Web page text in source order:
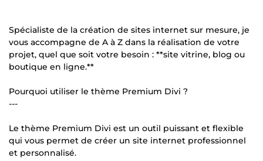
Spécialiste de la création de sites internet sur mesure, je
vous accompagne de A à Z dans la réalisation de votre
projet, quel que soit votre besoin : **site vitrine, blog ou
boutique en ligne.**
Pourquoi utiliser le thème Premium Divi ?
---
Le thème Premium Divi est un outil puissant et flexible
qui vous permet de créer un site internet professionnel
et personnalisé.